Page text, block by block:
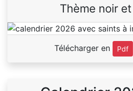
Thème noir
Télécharger en Pdf